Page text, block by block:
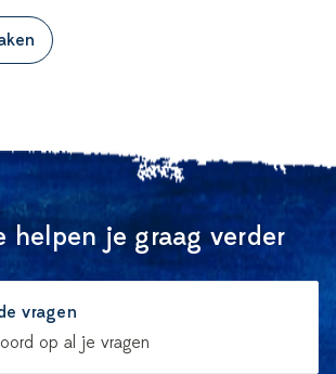
helpen je graag verder
vragen
op al je vragen